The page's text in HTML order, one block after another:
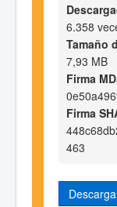
6.358
Tamaño
7,93 MB
Firma
Firma
463